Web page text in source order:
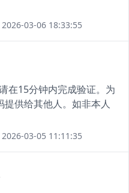
03-06 18:33:55
在15分钟内完成验证。为
供给其他人。如非本人
03-05 11:11:35